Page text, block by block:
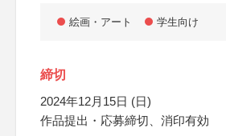
絵画・アート 学生向け
締切
2024年12月15日 (日)
作品提出・応募締切、消印有効